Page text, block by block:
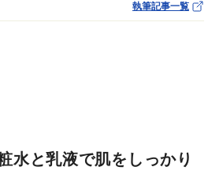
執筆記事一覧
水と乳液で肌をしっかり